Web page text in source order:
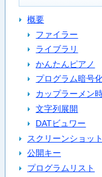
概要
ファイラー
ライブラリ
かんたんピアノ
プログラム暗号
カップラーメン
文字列展開
DATビュワー
スクリーンショッ
公開キー
プログラムリスト